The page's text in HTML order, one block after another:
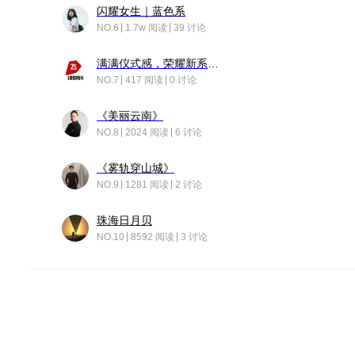
闪耀女生｜蓝色系
NO.6 1.7w 阅读 39 讨论
NO.7 417 阅读 0 讨论
《美丽云南》
NO.8 2024 阅读 6 讨论
《雾轨穿山城》
NO.9 1281 阅读 2 讨论
珠海日月贝
NO.10 8592 阅读 3 讨论